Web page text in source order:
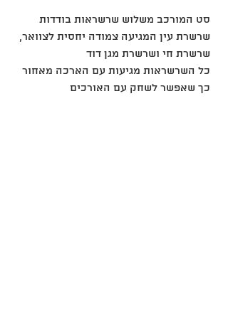
סט המורכב משלוש שרשראות בודדות
שרשרת עין המגיעה צמודה יחסית לצוואר,
שרשרת חי ושרשרת מגן דוד
כל השרשראות מגיעות עם הארכה מאחור
כך שאפשר לשחק עם האורכים